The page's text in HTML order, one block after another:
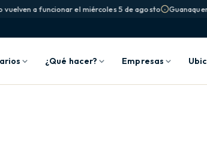
a funcionar el miércoles 5 de agosto
¿Qué hacer? Empresas